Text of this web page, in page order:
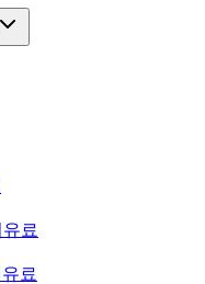
유료
유료